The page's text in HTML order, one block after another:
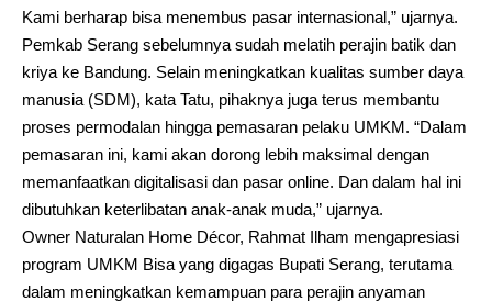
Kami berharap bisa menembus pasar internasional,” ujarnya.
Pemkab Serang sebelumnya sudah melatih perajin batik dan
kriya ke Bandung. Selain meningkatkan kualitas sumber daya
manusia (SDM), kata Tatu, pihaknya juga terus membantu
proses permodalan hingga pemasaran pelaku UMKM. “Dalam
pemasaran ini, kami akan dorong lebih maksimal dengan
memanfaatkan digitalisasi dan pasar online. Dan dalam hal ini
dibutuhkan keterlibatan anak-anak muda,” ujarnya.
Owner Naturalan Home Décor, Rahmat Ilham mengapresiasi
program UMKM Bisa yang digagas Bupati Serang, terutama
dalam meningkatkan kemampuan para perajin anyaman